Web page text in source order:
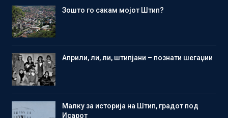
Зошто го сакам мојот Штип?
Aприли, ли, ли, штипјани – познати шегаџии
Малку за историја на Штип, градот под
Исарот